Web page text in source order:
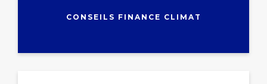
CONSEILS FINANCE CLIMAT